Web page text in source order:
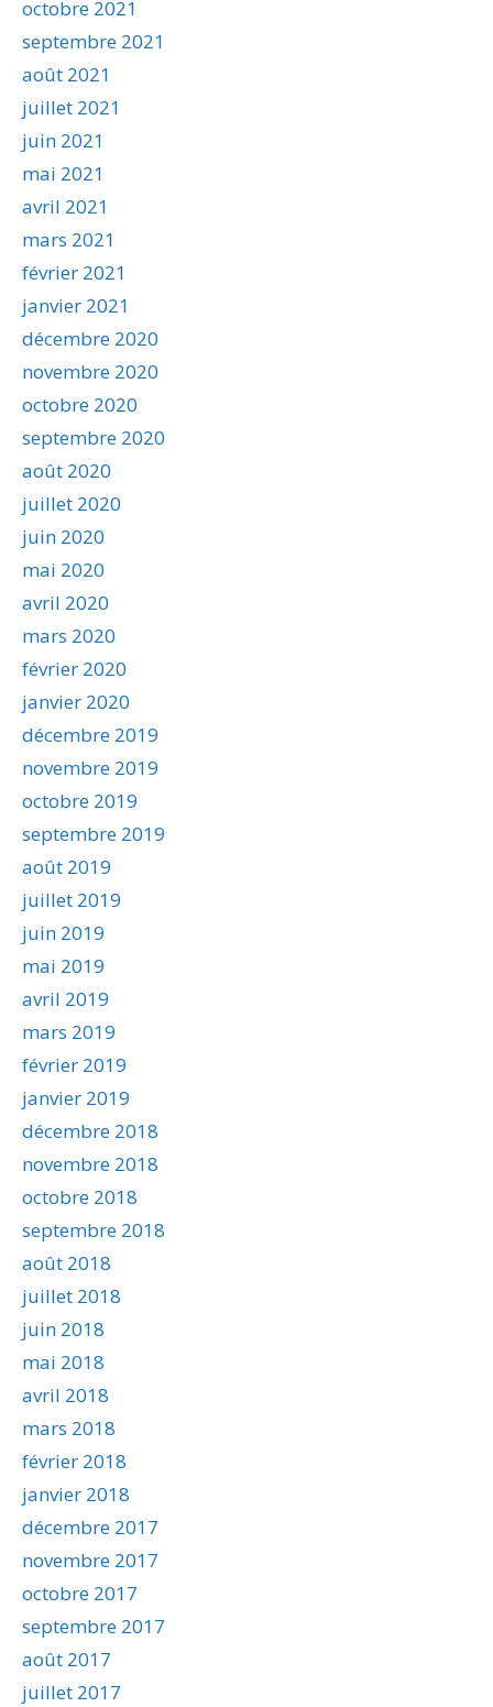
octobre 2021
septembre 2021
août 2021
juillet 2021
juin 2021
mai 2021
avril 2021
mars 2021
février 2021
janvier 2021
décembre 2020
novembre 2020
octobre 2020
septembre 2020
août 2020
juillet 2020
juin 2020
mai 2020
avril 2020
mars 2020
février 2020
janvier 2020
décembre 2019
novembre 2019
octobre 2019
septembre 2019
août 2019
juillet 2019
juin 2019
mai 2019
avril 2019
mars 2019
février 2019
janvier 2019
décembre 2018
novembre 2018
octobre 2018
septembre 2018
août 2018
juillet 2018
juin 2018
mai 2018
avril 2018
mars 2018
février 2018
janvier 2018
décembre 2017
novembre 2017
octobre 2017
septembre 2017
août 2017
juillet 2017